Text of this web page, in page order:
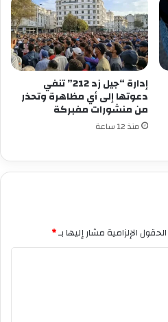
إدارة “جيل زد 212” تنفي
دعوتها إلى أي مظاهرة وتحذر
من منشورات مفبركة
منذ 12 ساعة
الحقول الإلزامية مشار إليها بـ*